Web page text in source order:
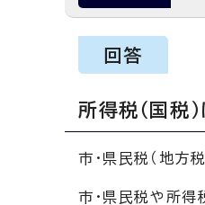
回答
所得税（国税
市・県民税（地方
市・県民税や所得